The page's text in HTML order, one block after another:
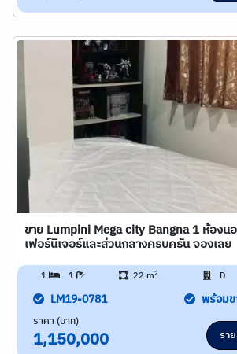
ขาย Lumpini Mega city Bangna 1 ห้องน
เฟอร์นิเจอร์และส่วนกลางครบครัน จองเลย
1 1 22 m2 D
LM19-0781 พร้อม
ราคา (บาท)
1,150,000 รา